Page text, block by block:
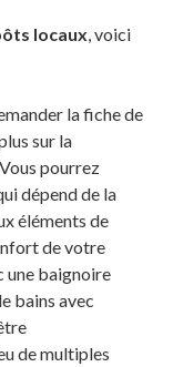
locaux, voici
la fiche de
sur la
pourrez
dépend de la
éléments de
de votre
une baignoire
bains avec
de multiples